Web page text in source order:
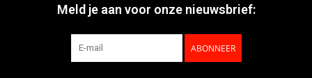
Meld je aan voor onze nieuwsbrief:
ABONNEER